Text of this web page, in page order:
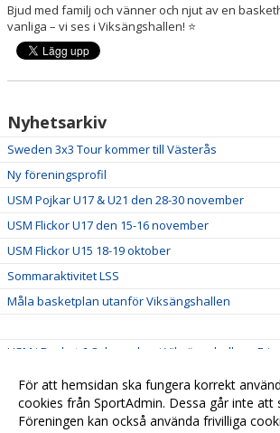
Bjud med familj och vänner och njut av en
vanliga – vi ses i Viksängshallen! ⭐
Nyhetsarkiv
Sweden 3x3 Tour kommer till Västerås
Ny föreningsprofil
USM Pojkar U17 & U21 den 28-30 november
USM Flickor U17 den 15-16 november
USM Flickor U15 18-19 oktober
Sommaraktivitet LSS
Måla basketplan utanför Viksängshallen
USM i Basket 6-8 december i Viksängshallen - Fri
USM i Basket 19-20 oktober i Viksängshallen – Fri
SM-veckan 2024
Om Västerås Basket
För att hemsidan ska fungera korrekt
cookies från SportAdmin. Dessa går inte att
Föreningen kan också använda frivilliga